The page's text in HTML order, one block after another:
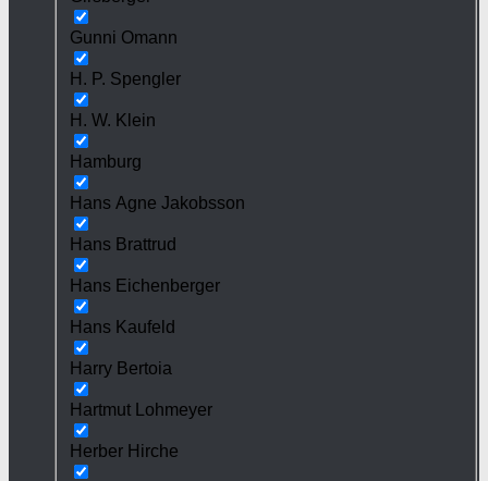
Gunni Omann
H. P. Spengler
H. W. Klein
Hamburg
Hans Agne Jakobsson
Hans Brattrud
Hans Eichenberger
Hans Kaufeld
Harry Bertoia
Hartmut Lohmeyer
Herber Hirche